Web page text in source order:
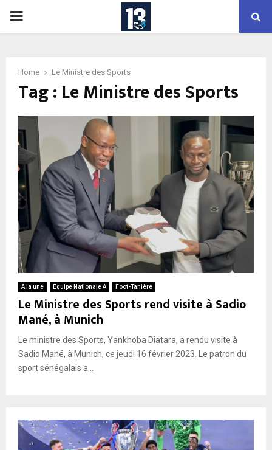
PRIMARY
Home Le Ministre des Sports
Tag : Le Ministre des Sports
A la une Equipe Nationale A Foot-Tanière
Le Ministre des Sports rend visite à Sadio
Mané, à Munich
Le ministre des Sports, Yankhoba Diatara, a rendu visite à
Sadio Mané, à Munich, ce jeudi 16 février 2023. Le patron du
sport sénégalais a...